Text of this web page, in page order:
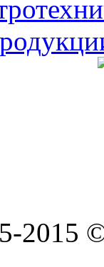
2015